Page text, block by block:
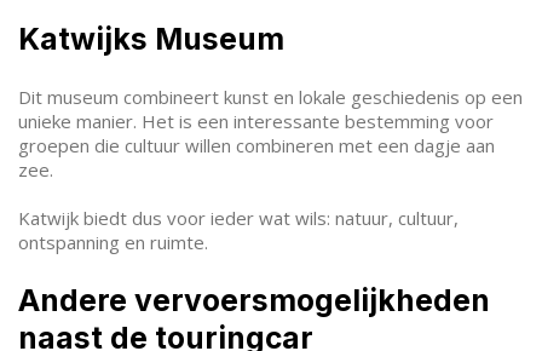
Katwijks Museum
Dit museum combineert kunst en lokale geschiedenis op een
unieke manier. Het is een interessante bestemming voor
groepen die cultuur willen combineren met een dagje aan
zee.
Katwijk biedt dus voor ieder wat wils: natuur, cultuur,
ontspanning en ruimte.
Andere vervoersmogelijkheden
naast de touringcar